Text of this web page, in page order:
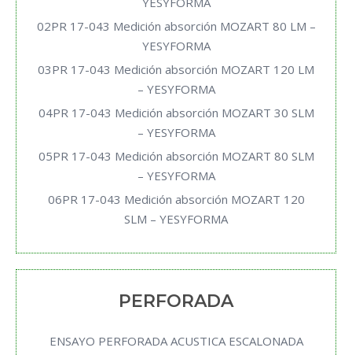
02PR 17-043 Medición absorción MOZART 80 LM –
YESYFORMA
03PR 17-043 Medición absorción MOZART 120 LM
– YESYFORMA
04PR 17-043 Medición absorción MOZART 30 SLM
– YESYFORMA
05PR 17-043 Medición absorción MOZART 80 SLM
– YESYFORMA
06PR 17-043 Medición absorción MOZART 120
SLM – YESYFORMA
PERFORADA
ENSAYO PERFORADA ACUSTICA ESCALONADA